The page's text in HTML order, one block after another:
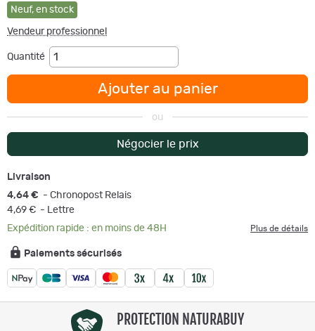
Neuf, en stock
Vendeur professionnel
Quantité
Ajouter au panier
ou
Négocier le prix
Livraison
4,64 € - Chronopost Relais
4,69 € - Lettre
Expédition rapide : en moins de 48H
Plus de détails
Paiements sécurisés
PROTECTION NATURABUY